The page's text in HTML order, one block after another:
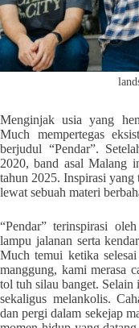
Menginjak usia yang
Much mempertegas
berjudul “Pendar”.
2020, band asal Malang
tahun 2025. Inspirasi
lewat sebuah materi
“Pendar” terinspirasi
lampu jalanan serta
Much temui ketika
manggung, kami merasa
tol tuh silau banget. Selain
sekaligus melankolis.
dan pergi dalam sekejap